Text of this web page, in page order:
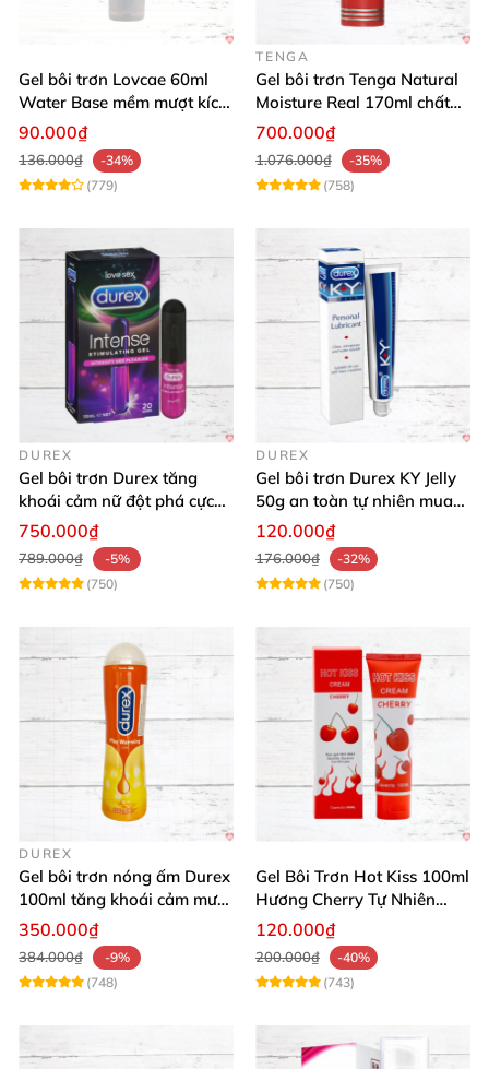
Gel bôi trơn Lovcae 60ml
Water Base mềm mượt kích
thích
90.000₫
136.000₫
-34%
(779)
TENGA
Gel bôi trơn Tenga Natural
Moisture Real 170ml chất
lượng cao mềm mượt an
700.000₫
1.076.000₫
-35%
(758)
DUREX
Gel bôi trơn Durex tăng
khoái cảm nữ đột phá cực
thích
750.000₫
789.000₫
-5%
(750)
DUREX
Gel bôi trơn Durex KY Jelly
50g an toàn tự nhiên mua
ngay
120.000₫
176.000₫
-32%
(750)
DUREX
Gel bôi trơn nóng ấm Durex
100ml tăng khoái cảm mượt
mà
350.000₫
384.000₫
-9%
(748)
Gel Bôi Trơn Hot Kiss 100ml
Hương Cherry Tự Nhiên
Mượt Mà
120.000₫
200.000₫
-40%
(743)